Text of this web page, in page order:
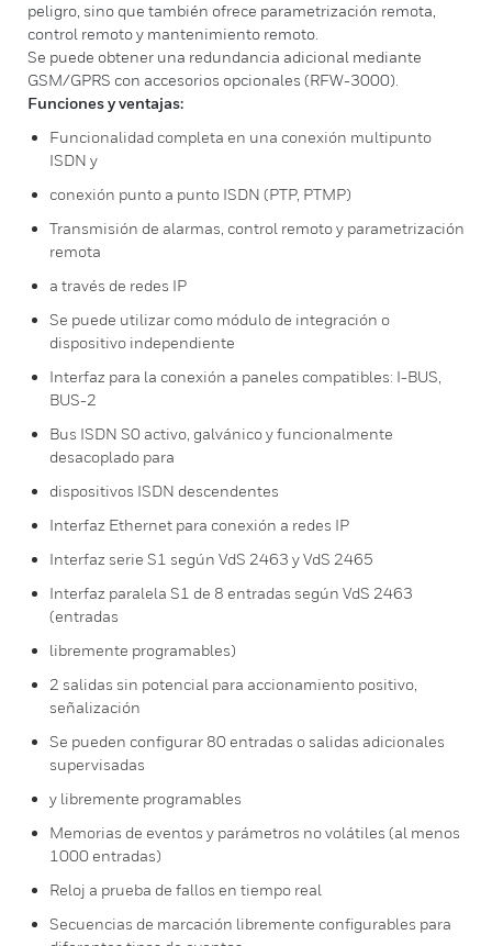
peligro, sino que también ofrece parametrización remota,
control remoto y mantenimiento remoto.
Se puede obtener una redundancia adicional mediante
GSM/GPRS con accesorios opcionales (RFW-3000).
Funciones y ventajas:
Funcionalidad completa en una conexión multipunto
ISDN y
conexión punto a punto ISDN (PTP, PTMP)
Transmisión de alarmas, control remoto y parametrización
remota
a través de redes IP
Se puede utilizar como módulo de integración o
dispositivo independiente
Interfaz para la conexión a paneles compatibles: I-BUS,
BUS-2
Bus ISDN S0 activo, galvánico y funcionalmente
desacoplado para
dispositivos ISDN descendentes
Interfaz Ethernet para conexión a redes IP
Interfaz serie S1 según VdS 2463 y VdS 2465
Interfaz paralela S1 de 8 entradas según VdS 2463
(entradas
libremente programables)
2 salidas sin potencial para accionamiento positivo,
señalización
Se pueden configurar 80 entradas o salidas adicionales
supervisadas
y libremente programables
Memorias de eventos y parámetros no volátiles (al menos
1000 entradas)
Reloj a prueba de fallos en tiempo real
Secuencias de marcación libremente configurables para